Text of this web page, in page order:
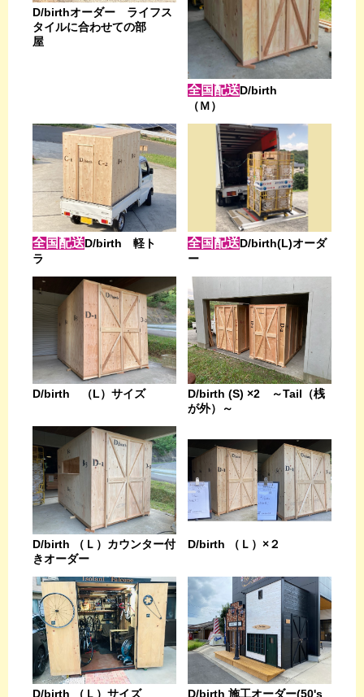
D/birthオーダー ライフス
タイルに合わせての部
屋
全国配送D/birth
（Ｍ）
全国配送D/birth 軽ト
ラ
全国配送D/birth(L)オーダ
ー
D/birth （L）サイズ
D/birth (S) ×2 ～Tail（桟
が外）～
D/birth （Ｌ）カウンター付
きオーダー
D/birth （Ｌ）×２
D/birth （Ｌ）サイズ
D/birth 施工オーダー(50's